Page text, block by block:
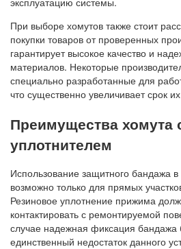
При выборе хомутов также стоит
покупки товаров от проверенных
гарантирует высокое качество и
материалов. Некоторые
специально разработанные для
что существенно увеличивает срок
Преимущества хомута
уплотнителем
Использование защитного бандажа
возможно только для прямых
Резиновое уплотнение прижима
контактировать с ремонтируемой
случае надежная фиксация бандажа
единственный недостаток данного